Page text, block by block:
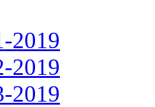
2019
2019
2019